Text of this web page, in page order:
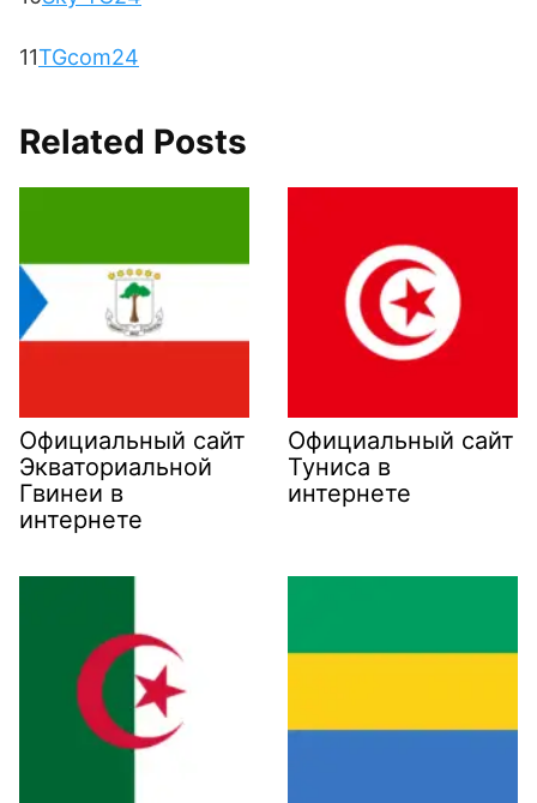
11TGcom24
Related Posts
Официальный сайт
Экваториальной
Гвинеи в
интернете
Официальный сайт
Туниса в
интернете